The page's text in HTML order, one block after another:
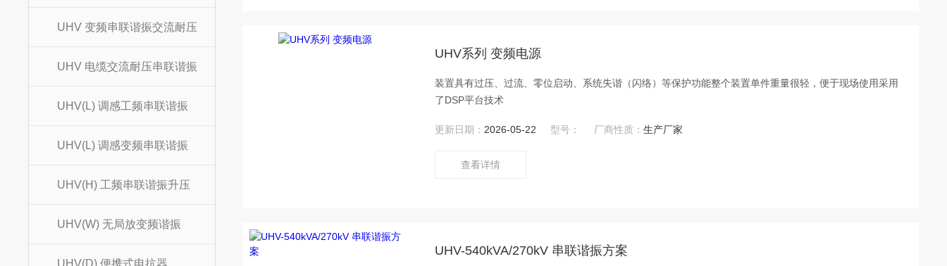
UHV 变频串联谐振交流耐压
UHV 电缆交流耐压串联谐振
UHV(L) 调感工频串联谐振
UHV(L) 调感变频串联谐振
UHV(H) 工频串联谐振升压
UHV(W) 无局放变频谐振
UHV(D) 便携式电抗器
UHV系列 变频电源
装置具有过压、过流、零位启动、系统失谐（闪络）等保护功能整个装置单件重量很轻，便于现场使用采用
了DSP平台技术
更新日期： 2026-05-22 型号： 厂商性质：生产厂家
查看详情
UHV-540kVA/270kV 串联谐振方案